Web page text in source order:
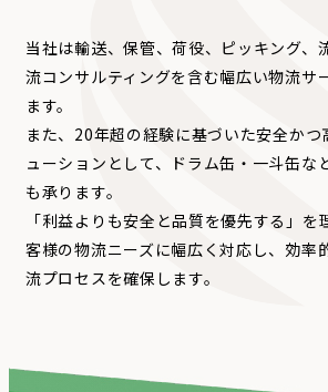
当社は輸送、保管、荷役、ピッキング、
流コンサルティングを含む幅広い物流サ
ます。
また、20年超の経験に基づいた安全かつ
ューションとして、ドラム缶・一斗缶な
も承ります。
「利益よりも安全と品質を優先する」を
客様の物流ニーズに幅広く対応し、効率
流プロセスを確保します。